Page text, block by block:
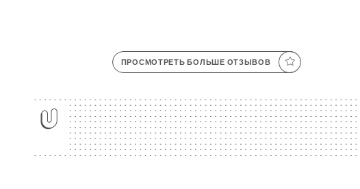
ПРОСМОТРЕТЬ БОЛЬШЕ ОТЗЫВОВ